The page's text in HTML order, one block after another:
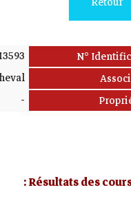
N°
-
Résultats des